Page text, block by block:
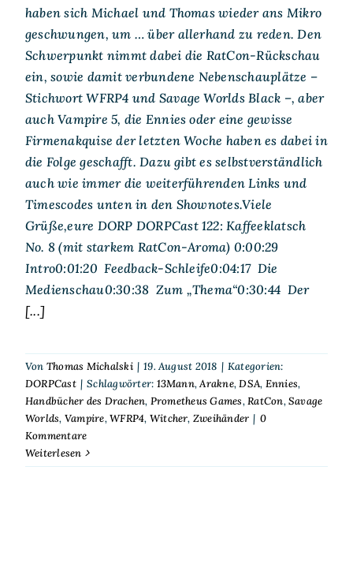
haben sich Michael und Thomas wieder ans Mikro
geschwungen, um … über allerhand zu reden. Den
Schwerpunkt nimmt dabei die RatCon-Rückschau
ein, sowie damit verbundene Nebenschauplätze –
Stichwort WFRP4 und Savage Worlds Black –, aber
auch Vampire 5, die Ennies oder eine gewisse
Firmenakquise der letzten Woche haben es dabei in
die Folge geschafft. Dazu gibt es selbstverständlich
auch wie immer die weiterführenden Links und
Timescodes unten in den Shownotes.Viele
Grüße,eure DORP DORPCast 122: Kaffeeklatsch
No. 8 (mit starkem RatCon-Aroma) 0:00:29
Intro0:01:20 Feedback-Schleife0:04:17 Die
Medienschau0:30:38 Zum „Thema“0:30:44 Der
[...]
Von Thomas Michalski | 19. August 2018 | Kategorien:
DORPCast | Schlagwörter: 13Mann,Arakne,DSA, Ennies,
Handbücher des Drachen, Prometheus Games,RatCon,Savage
Worlds, Vampire,WFRP4, Witcher, Zweihänder | 0
Kommentare
Weiterlesen